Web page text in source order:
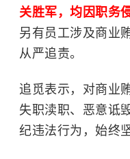
关胜军，均因职务
另有员工涉及商业
从严追责。
追觅表示，对商业
失职渎职、恶意诋
纪违法行为，始终